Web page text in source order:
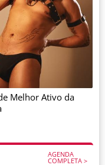
AGENDA
COMPLETA >
Melhor Ativo da